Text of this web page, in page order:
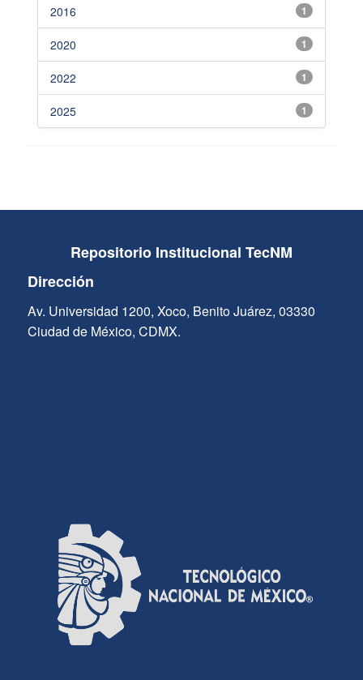
1
2016
1
2020
1
2022
1
2025
Repositorio Institucional TecNM
Dirección
Av. Universidad 1200, Xoco, Benito Juárez, 03330
Ciudad de México, CDMX.